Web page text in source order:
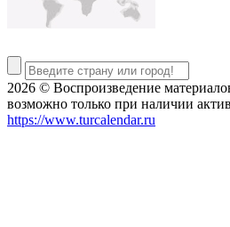
2026 © Воспроизведение
возможно только при наличии
https://www.turcalendar.ru